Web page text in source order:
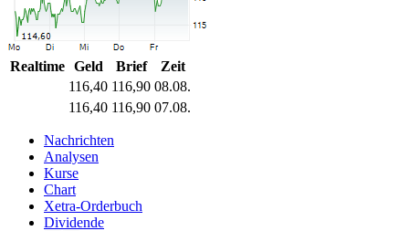
Realtime Geld Brief
Zeit
116,40 116,90 08.08.
116,40 116,90 07.08.
Nachrichten
Analysen
Kurse
Chart
Xetra-Orderbuch
Dividende